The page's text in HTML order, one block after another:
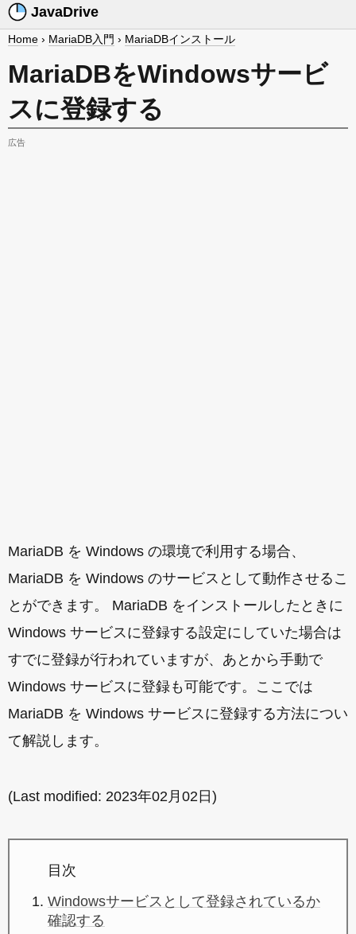
JavaDrive
Home › MariaDB入門 › MariaDBインストール
MariaDBをWindowsサービ
スに登録する
広告
MariaDB を Windows の環境で利用する場合、
MariaDB を Windows のサービスとして動作させるこ
とができます。 MariaDB をインストールしたときに
Windows サービスに登録する設定にしていた場合は
すでに登録が行われていますが、あとから手動で
Windows サービスに登録も可能です。ここでは
MariaDB を Windows サービスに登録する方法につい
て解説します。
(Last modified: 2023年02月02日 )
目次
Windowsサービスとして登録されているか
確認する